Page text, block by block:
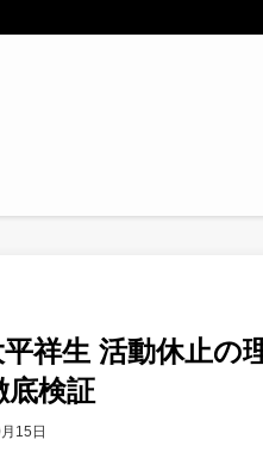
祥生 活動休止の
底検証
15日